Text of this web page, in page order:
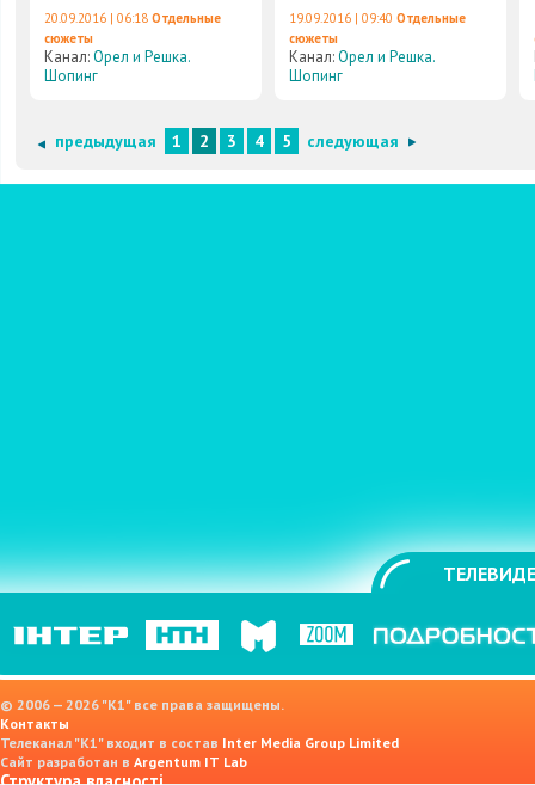
20.09.2016 | 06:18 Отдельные
сюжеты
Канал:Орел и Решка.
Шопинг
19.09.2016 | 09:40 Отдельные
сюжеты
Канал:Орел и Решка.
Шопинг
предыдущая 1 2 3 4 5 следующая
© 2006 — 2026 "K1" все права защищены.
Контакты
Телеканал "К1" входит в состав Inter Media Group Limited
Сайт разработан в Argentum IT Lab